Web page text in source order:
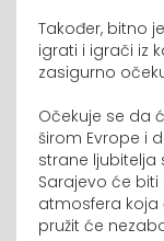
Također, bitno
igrati i igrači iz
zasigurno
Očekuje se da
širom Evrope i
strane ljubitelja
Sarajevo će
atmosfera
pružit će